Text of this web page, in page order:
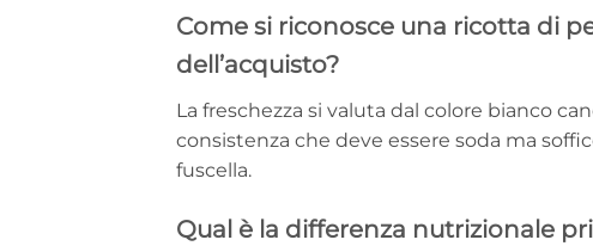
Come si riconosce una ricotta di
dell’acquisto?
La freschezza si valuta dal colore bianco
consistenza che deve essere soda ma
fuscella.
Qual è la differenza nutrizionale